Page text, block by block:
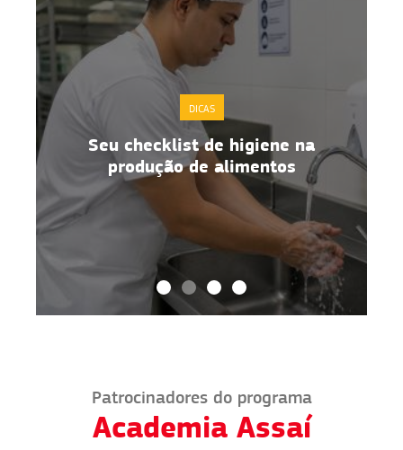
DICAS
Seu checklist de higiene na
produção de alimentos
Patrocinadores do programa
Academia Assaí